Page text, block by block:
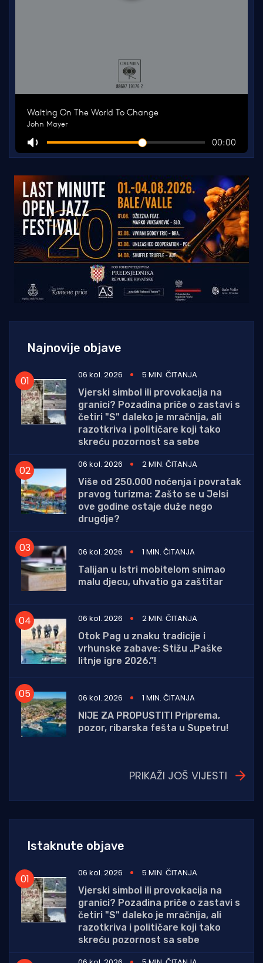
Najnovije objave
06 kol. 2026
5 MIN. ČITANJA
Vjerski simbol ili provokacija na
granici? Pozadina priče o zastavi s
četiri "S" daleko je mračnija, ali
razotkriva i političare koji tako
skreću pozornost sa sebe
06 kol. 2026
2 MIN. ČITANJA
Više od 250.000 noćenja i povratak
pravog turizma: Zašto se u Jelsi
ove godine ostaje duže nego
drugdje?
06 kol. 2026
1 MIN. ČITANJA
Talijan u Istri mobitelom snimao
malu djecu, uhvatio ga zaštitar
06 kol. 2026
2 MIN. ČITANJA
Otok Pag u znaku tradicije i
vrhunske zabave: Stižu „Paške
litnje igre 2026.”!
06 kol. 2026
1 MIN. ČITANJA
NIJE ZA PROPUSTITI Priprema,
pozor, ribarska fešta u Supetru!
PRIKAŽI JOŠ VIJESTI
Istaknute objave
06 kol. 2026
5 MIN. ČITANJA
Vjerski simbol ili provokacija na
granici? Pozadina priče o zastavi s
četiri "S" daleko je mračnija, ali
razotkriva i političare koji tako
skreću pozornost sa sebe